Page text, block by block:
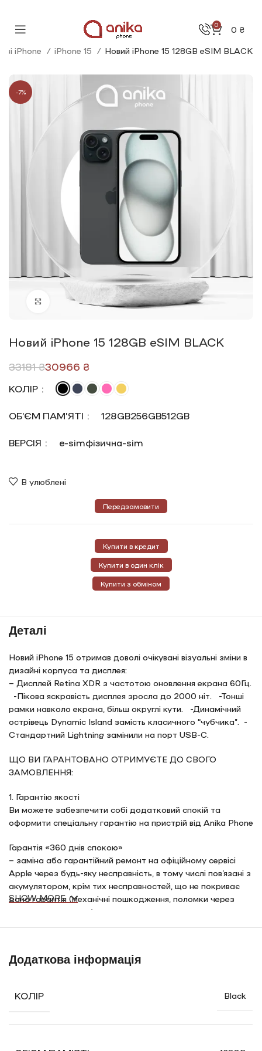
0 0 ₴
iPhone iPhone 15 Новий iPhone 15 128GB eSIM BLACK
-7%
Click to enlarge
Новий iPhone 15 128GB eSIM BLACK
33181₴30966 ₴
КОЛІР
ОБ’ЄМ ПАМ’ЯТІ 128GB256GB512GB
ВЕРСІЯ e-simфізична-sim
В улюблені
Передзамовити
Купити в кредит
Купити в один клік
Купити з обміном
Деталі
Новий iPhone 15 отримав доволі очікувані візуальні зміни в
дизайні корпуса та дисплея:
– Дисплей Retina XDR з частотою оновлення екрана 60Гц.
-Пікова яскравість дисплея зросла до 2000 ніт. -Тонші
рамки навколо екрана, більш округлі кути. -Динамічний
острівець Dynamic Island замість класичного “чубчика”. -
Стандартний Lightning замінили на порт USB-C.
ЩО ВИ ГАРАНТОВАНО ОТРИМУЄТЕ ДО СВОГО
ЗАМОВЛЕННЯ:
1. Гарантію якості
Ви можете забезпечити собі додатковий спокій та
оформити спеціальну гарантію на пристрій від Anika Phone
Гарантія «360 днів спокою»
– заміна або гарантійний ремонт на офіційному сервісі
Apple через будь-яку несправність, в тому числі пов’язані з
акумулятором, крім тих несправностей, що не покриває
дана гарантія (механічні пошкодження, поломки через
потрапляння вологи)
Apple через будь-яку несправність, в тому числі пов’язані з
потрапляння вологи)
SHOW MORE
Додаткова інформація
КОЛІР Black